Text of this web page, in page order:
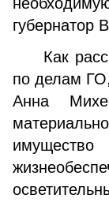
губернатор
Как
по делам
Анна